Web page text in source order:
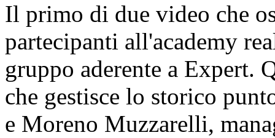
Il primo di due video che
partecipanti all'academy
gruppo aderente a Expert.
che gestisce lo storico
e Moreno Muzzarelli,